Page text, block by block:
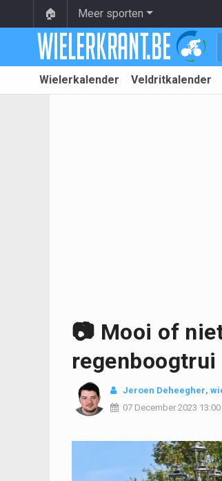
🏠 Meer sporten
Wielerkalender Veldritkalender
📷 Mooi of
regenboogtrui
Jeroen Deheegher,
07 December 2023 13:00